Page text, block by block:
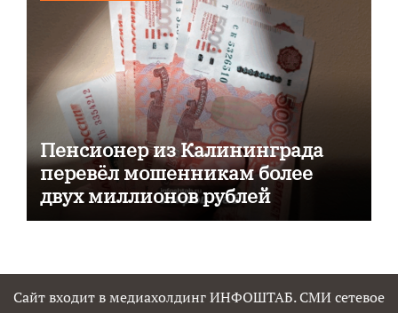
Пенсионер из Калининграда
перевёл мошенникам более
двух миллионов рублей
Сайт входит в медиахолдинг ИНФОШТАБ. СМИ сетевое